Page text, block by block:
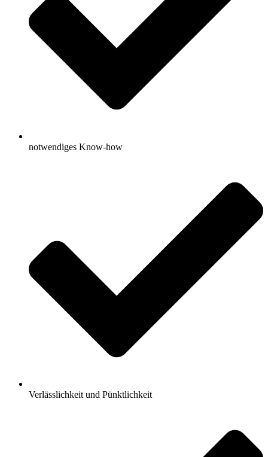
notwendiges Know-how
Verlässlichkeit und Pünktlichkeit